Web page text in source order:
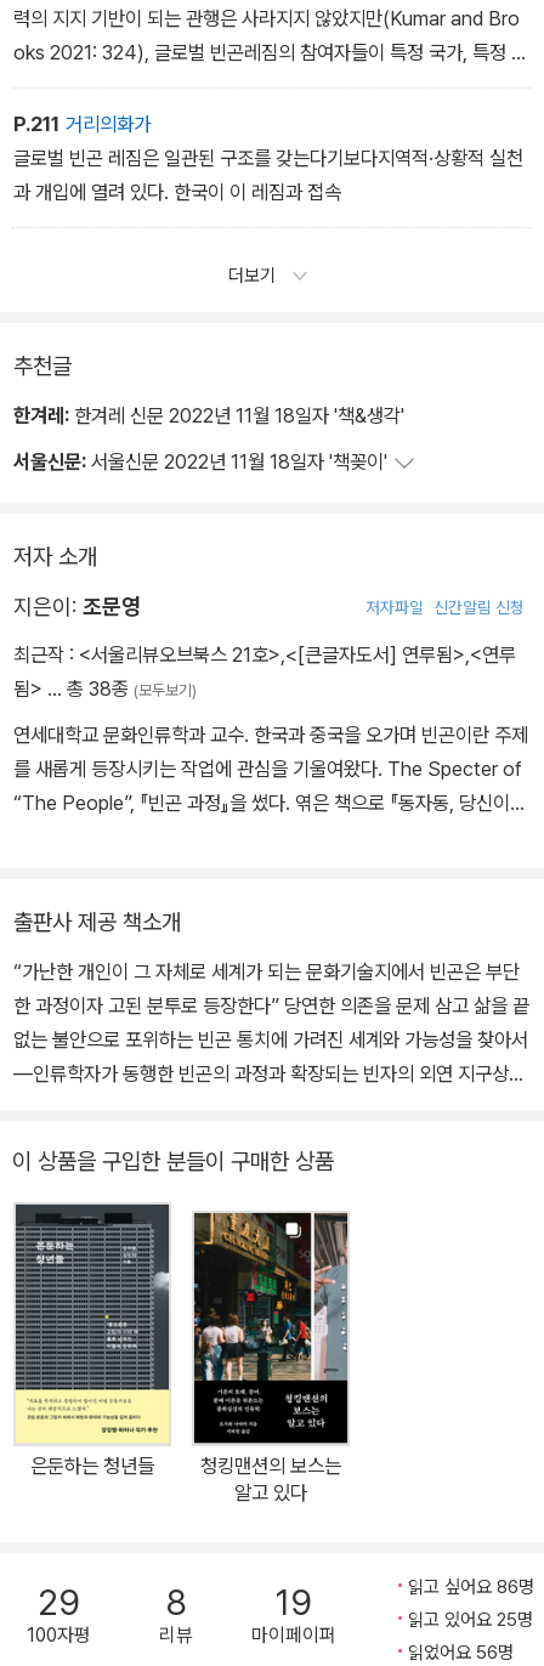
력의 지지 기반이 되는 관행은 사라지지 않았지만(Kumar and Bro
oks 2021: 324), 글로벌 빈곤레짐의 참여자들이 특정 국가, 특정 이
념에 따라 구획되지 않고 다변화되면서 한편으론 새로운 마찰과 틈새
가 생기기도 했다.
P.211 거리의화가
글로벌 빈곤 레짐은 일관된 구조를 갖는다기보다지역적·상황적 실천
과 개입에 열려 있다. 한국이 이 레짐과 접속
더보기
추천글
한겨레: 한겨레 신문 2022년 11월 18일자 '책&생각'
서울신문: 서울신문 2022년 11월 18일자 '책꽂이'
저자 소개
지은이: 조문영 저자파일 신간알림 신청
최근작 : <서울리뷰오브북스 21호>,<[큰글자도서] 연루됨>,<연루
됨> … 총 38종 (모두보기)
연세대학교 문화인류학과 교수. 한국과 중국을 오가며 빈곤이란 주제
를 새롭게 등장시키는 작업에 관심을 기울여왔다. The Specter of
“The People”, 『빈곤 과정』을 썼다. 엮은 책으로 『동자동, 당신이
출판사 제공 책소개
“가난한 개인이 그 자체로 세계가 되는 문화기술지에서 빈곤은 부단
한 과정이자 고된 분투로 등장한다” 당연한 의존을 문제 삼고 삶을 끝
없는 불안으로 포위하는 빈곤 통치에 가려진 세계와 가능성을 찾아서
―인류학자가 동행한 빈곤의 과정과 확장되는 빈자의 외연 지구상의
노, 무력감이 자기비하로, 피붙이에 대한 폭력으로 치닫는다. 쪽방촌,
고시원, 다세대주택, 임대아파트 단지에 살면서 지척의 가난을 보고,
듣고, 냄새 맡는다. (…) 어디 인간뿐인가. 자연에 대한 수탈과 착취에
따른 비인간 생명의 아우성은 전염병, 홍수, 산불 등 인간이 포착 가능
한 형태로 번역되어 극히 일부분일지언정 그 모습을 드러낸다. 이 책
은 인류학자인 내가 경험적 연구를 통해 빈곤을 학술적·실천적 주제
로 등장시켜온 과정에 대한 기록이다. 지난 20여 년간 한국과 중국의
여러 현장을 기웃거리면서, 나는 우리가 주목해야 할 빈곤을 새롭게
발견하고 쟁점화하는 작업에 노력을 기울였다. 무허가 판자촌, 공장
지대, 슬럼화된 노동자 거주지 등 빈곤의 전형성이 도드라진 현장에
에서 빈곤이 실존의 불안으로 현상하는 공통성을 포착했다. (…) 인구
다수가 불평등 구조의 피해자를 자처하는 ‘경계 없는 불평등’의 시대,
다른 한편에선 금융자본주의와 팬데믹을 거치면서 부의 양극화가 가
이 상품을 구입한 분들이 구매한 상품
은둔하는 청년들
청킹맨션의 보스는
알고 있다
29
100자평
8
리뷰
19
마이페이퍼
읽고 싶어요 86명
읽고 있어요 25명
읽었어요 56명